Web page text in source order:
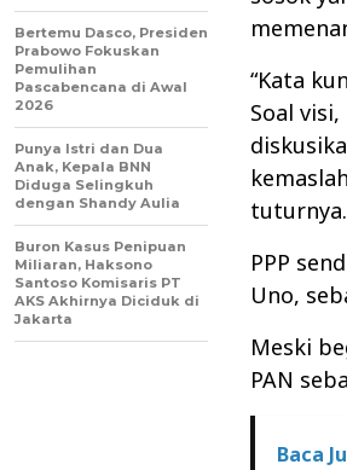
“Kata
Soal
tuturnya.
PPP
Uno,
Meski
PAN
Baca
Bertemu Dasco, Presiden
Prabowo Fokuskan
Pemulihan
Pascabencana di Awal
2026
Punya Istri dan Dua
Anak, Kepala BNN
Diduga Selingkuh
dengan Shandy Aulia
Buron Kasus Penipuan
Miliaran, Haksono
Santoso Komisaris PT
AKS Akhirnya Diciduk di
Jakarta